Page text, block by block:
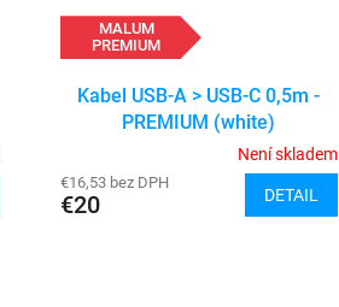
MALUM
PREMIUM
Kabel USB-A > USB-C 0,5m -
PREMIUM (white)
Není skladem
€16,53 bez DPH
€20 DETAIL